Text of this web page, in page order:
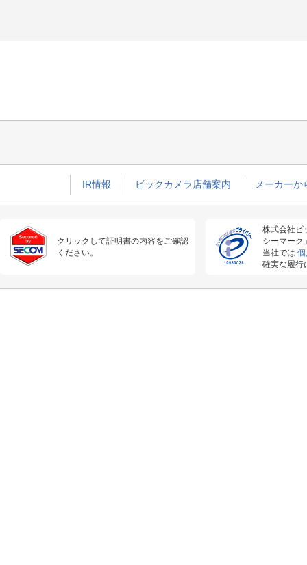
IR情報 ビックカメラ店舗案内 メーカー
クリックして証明書の内容をご確認
ください。
株式会社ビ
シーマーク
当社では
確実な履行